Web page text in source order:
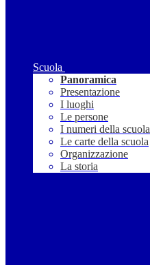
Scuola
Panoramica
Presentazione
I luoghi
Le persone
I numeri della scuola
Le carte della scuola
Organizzazione
La storia